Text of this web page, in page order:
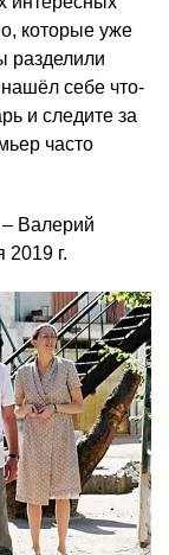
которые уже
разделили
себе что-
и следите за
часто
Валерий
2019 г.